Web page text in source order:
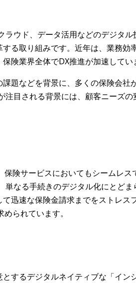
ウド、データ活用などのデジタル
る取り組みです。近年は、業務効
険業界全体でDX推進が加速してい
題などを背景に、多くの保険会社
目される背景には、顧客ニーズ
険サービスにおいてもシームレス
なる手続きのデジタル化にとどま
迅速な保険金請求までをストレス
られています。
するデジタルネイティブな「イン